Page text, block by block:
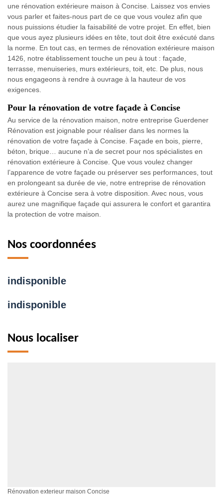
une rénovation extérieure maison à Concise. Laissez vos envies
vous parler et faites-nous part de ce que vous voulez afin que
nous puissions étudier la faisabilité de votre projet. En effet, bien
que vous ayez plusieurs idées en tête, tout doit être exécuté dans
la norme. En tout cas, en termes de rénovation extérieure maison
1426, notre établissement touche un peu à tout : façade,
terrasse, menuiseries, murs extérieurs, toit, etc. De plus, nous
nous engageons à rendre à ouvrage à la hauteur de vos
exigences.
Pour la rénovation de votre façade à Concise
Au service de la rénovation maison, notre entreprise Guerdener
Rénovation est joignable pour réaliser dans les normes la
rénovation de votre façade à Concise. Façade en bois, pierre,
béton, brique… aucune n’a de secret pour nos spécialistes en
rénovation extérieure à Concise. Que vous voulez changer
l’apparence de votre façade ou préserver ses performances, tout
en prolongeant sa durée de vie, notre entreprise de rénovation
extérieure à Concise sera à votre disposition. Avec nous, vous
aurez une magnifique façade qui assurera le confort et garantira
la protection de votre maison.
Nos coordonnées
indisponible
indisponible
Nous localiser
Rénovation exterieur maison Concise